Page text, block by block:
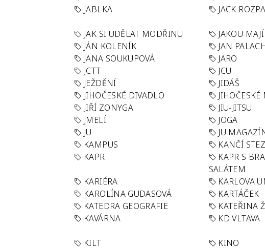
JABLKA
JACK
JAK SI UDĚLAT MODŘINU
JAKOU
JÁN KOLENÍK
JAN PALACH
JANA SOUKUPOVÁ
JARO
JCTT
JCU
JEŽDĚNÍ
JIDÁŠ
JIHOČESKÉ DIVADLO
JIŘÍ ZONYGA
JIU-JITSU
JMELÍ
JOGA
JU
JU
KAMPUS
KANČÍ
KAPR
KAPR S
SALÁTEM
KARIÉRA KARLOVA
KAROLÍNA GUDASOVÁ
KARTÁČEK
KATEDRA GEOGRAFIE
KATEŘINA
KAVÁRNA
KD VLTAVA
KILT KINO